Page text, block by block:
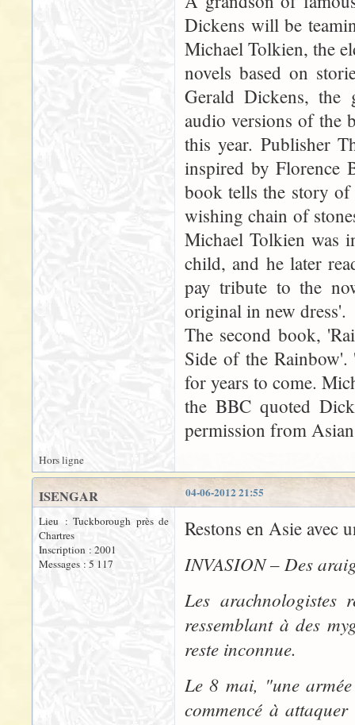
Dickens will be
Michael Tolkien, the
novels based on
Gerald Dickens, the
audio versions of the
this year. Publisher
inspired by Florence
book tells the story of
wishing chain of
Michael Tolkien was
child, and he later
pay tribute to the
original in new dress'.
The second book,
Side of the
for years to come.
the BBC quoted
permission from
Hors ligne
04-06-2012 21:55
ISENGAR
Lieu : Tuckborough près de
Chartres
Inscription : 2001
Messages : 5 117
Restons en Asie avec
INVASION – Des
Les arachnologistes
ressemblant à des
reste inconnue.
Le 8 mai, "une
commencé à